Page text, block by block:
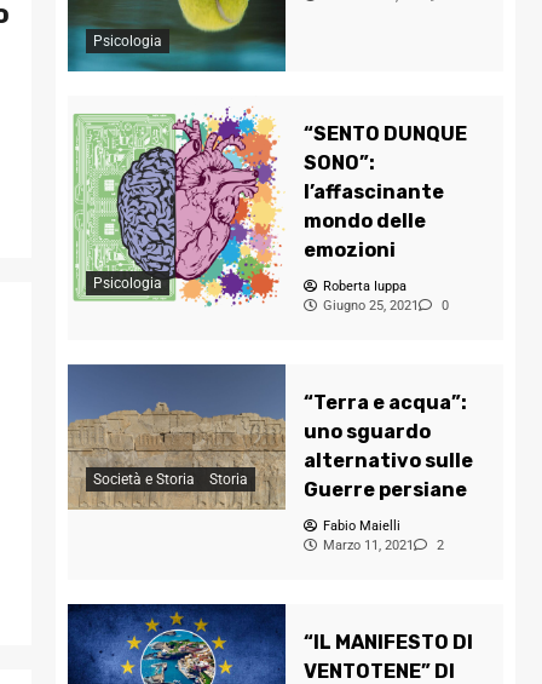
Psicologia
Psicologia
“SENTO DUNQUE
SONO”:
l’affascinante
mondo delle
emozioni
Roberta Iuppa
Giugno 25, 2021
0
Società e Storia Storia
“Terra e acqua”:
uno sguardo
alternativo sulle
Guerre persiane
Fabio Maielli
Marzo 11, 2021
2
“IL MANIFESTO DI
VENTOTENE” DI